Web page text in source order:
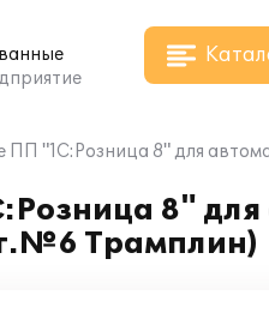
ПП "1С:Розница 8" для
8"
Трамплин)